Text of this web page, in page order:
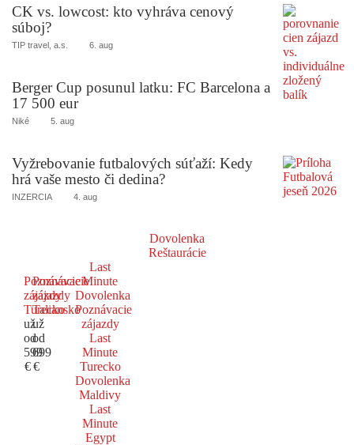
CK vs. lowcost: kto vyhráva cenový
súboj?
TIP travel, a.s. 6. aug
Berger Cup posunul latku: FC Barcelona a
17 500 eur
Niké 5. aug
Vyžrebovanie futbalových súťaží: Kedy
hrá vaše mesto či dedina?
INZERCIA 4. aug
Dovolenka
Reštaurácie
Poznávacie
zájazdy
Turecko
už
od
599
€
Poznávacie
zájazdy
Taliansko
už
od
699
€
Last
Minute
Dovolenka
Poznávacie
zájazdy
Last
Minute
Turecko
Dovolenka
Maldivy
Last
Minute
Egypt